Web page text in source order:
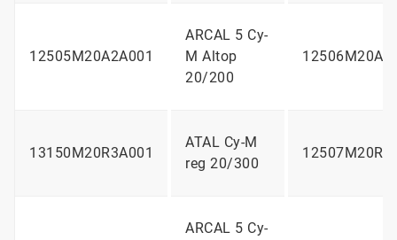
12505M20A2A001
ARCAL 5 Cy-
M Altop
20/200
13150M20R3A001
ATAL Cy-M
reg 20/300
ARCAL 5 Cy-